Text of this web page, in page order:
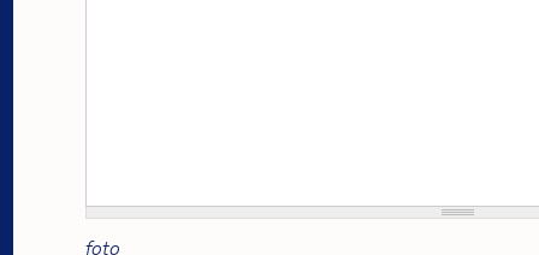
foto